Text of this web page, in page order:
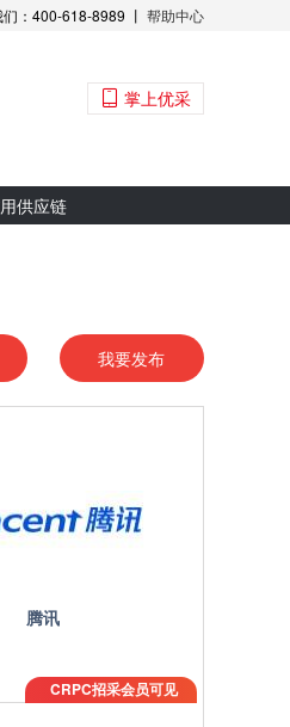
：400-618-8989 丨 帮助中心
掌上优采
供应链
我要发布
腾讯
CRPC招采会员可见